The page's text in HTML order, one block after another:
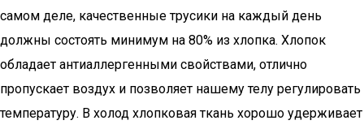
самом деле, качественные трусики на каждый день
должны состоять минимум на 80% из хлопка. Хлопок
обладает антиаллергенными свойствами, отлично
пропускает воздух и позволяет нашему телу регулировать
температуру. В холод хлопковая ткань хорошо удерживает